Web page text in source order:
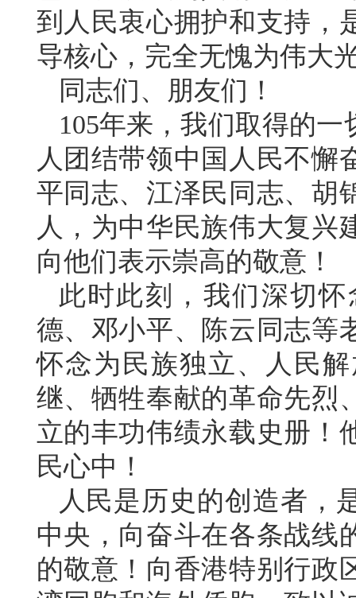
到人民衷心拥护和支持，
导核心，完全无愧为伟大
同志们、朋友们！
105年来，我们取得的
人团结带领中国人民不懈
平同志、江泽民同志、胡
人，为中华民族伟大复兴
向他们表示崇高的敬意！
此时此刻，我们深切
德、邓小平、陈云同志等
怀念为民族独立、人民
继、牺牲奉献的革命先烈
立的丰功伟绩永载史册！
民心中！
人民是历史的创造者，
中央，向奋斗在各条战线
的敬意！向香港特别行政